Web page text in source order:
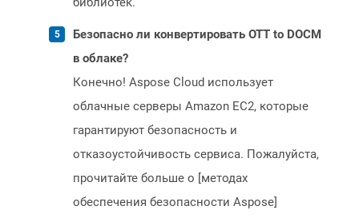
Безопасно ли конвертировать OTT to DOCM
в облаке?
Конечно! Aspose Cloud использует
облачные серверы Amazon EC2, которые
гарантируют безопасность и
отказоустойчивость сервиса. Пожалуйста,
прочитайте больше о [методах
обеспечения безопасности Aspose]